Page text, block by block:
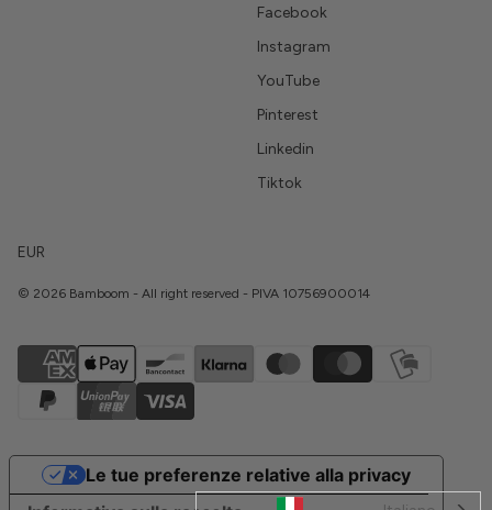
Facebook
Instagram
YouTube
Pinterest
Linkedin
Tiktok
EUR
© 2026 Bamboom - All right reserved - PIVA 10756900014
Le tue preferenze relative alla privacy